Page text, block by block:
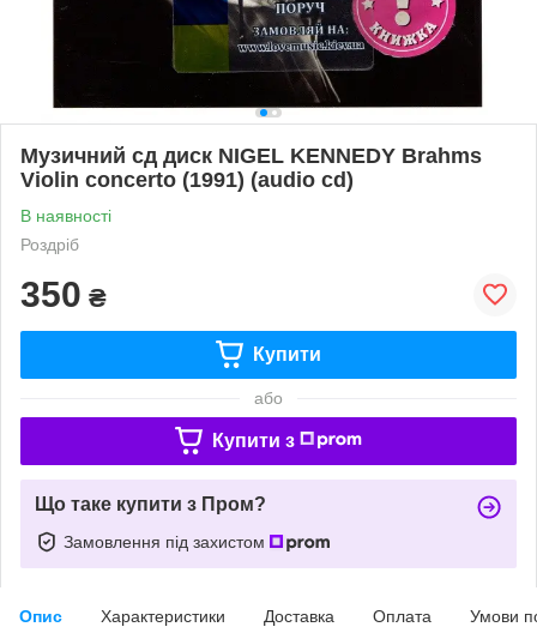
Музичний сд диск NIGEL KENNEDY Brahms
Violin concerto (1991) (audio cd)
В наявності
Роздріб
350 ₴
Купити
або
Купити з
Що таке купити з Пром?
Замовлення під захистом
Опис Характеристики Доставка Оплата Умови